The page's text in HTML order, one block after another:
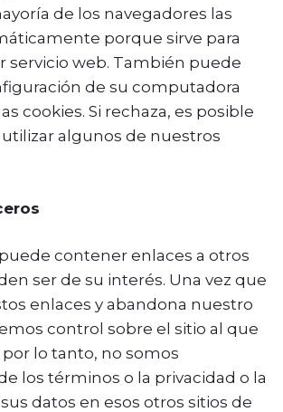
de los navegadores las
porque sirve para
servicio web. También puede
de su computadora
cookies. Si rechaza, es posible
algunos de nuestros
contener enlaces a otros
ser de su interés. Una vez que
enlaces y abandona nuestro
control sobre el sitio al que
lo tanto, no somos
los términos o la privacidad o la
datos en esos otros sitios de